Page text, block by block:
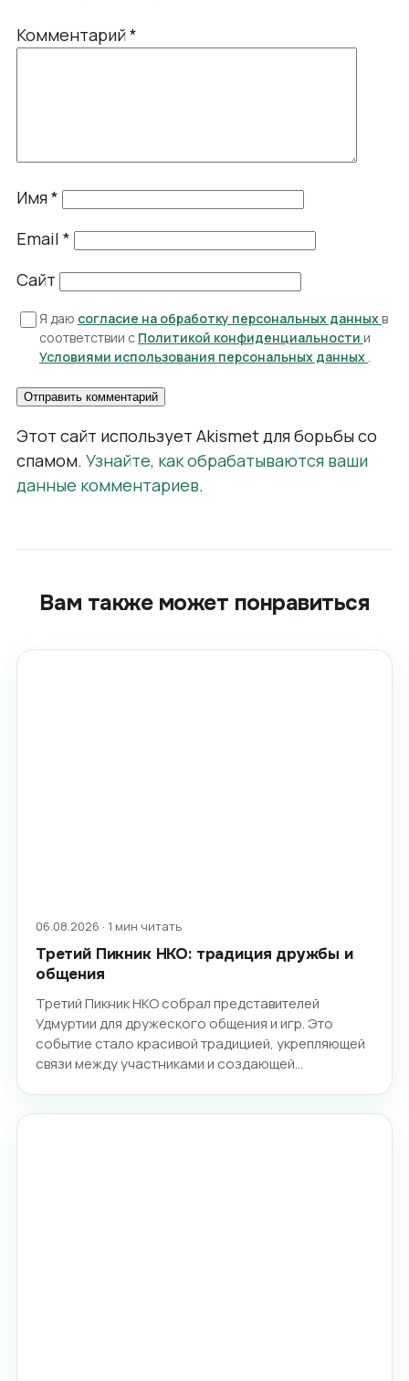
Комментарий*
Имя*
Email *
Сайт
Я даю согласие на обработку персональных данных в
соответствии с Политикой конфиденциальности и
Условиями использования персональных данных .
Этот сайт использует Akismet для борьбы со
спамом. Узнайте, как обрабатываются ваши
данные комментариев.
Вам также может понравиться
06.08.2026 · 1 мин читать
Третий Пикник НКО: традиция дружбы и
общения
Третий Пикник НКО собрал представителей
Удмуртии для дружеского общения и игр. Это
событие стало красивой традицией, укрепляющей
связи между участниками и создающей…